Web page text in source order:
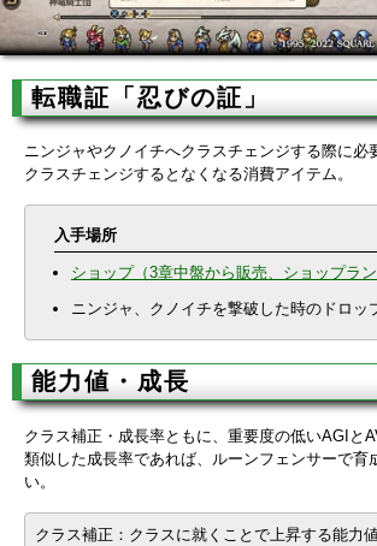
転職証「忍びの証」
ニンジャやクノイチへクラスチェンジする際に必
クラスチェンジするとなくなる消費アイテム。
入手場所
ショップ（3章中盤から販売、ショップラン
ニンジャ、クノイチを撃破した時のドロッ
能力値・成長
クラス補正・成長率ともに、重要度の低いAGIと
類似した成長率であれば、ルーンフェンサーで育
い。
クラス補正：クラスに就くことで上昇する能力